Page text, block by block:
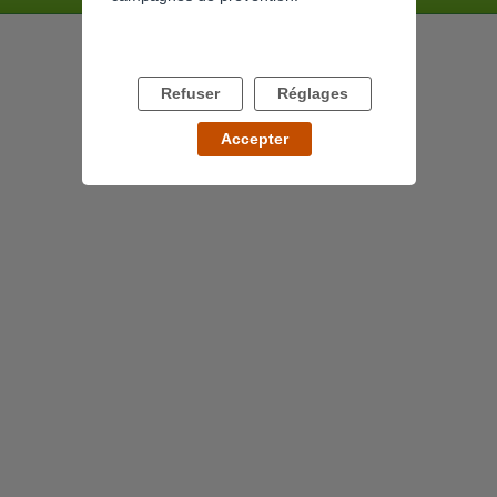
Refuser Réglages
Accepter